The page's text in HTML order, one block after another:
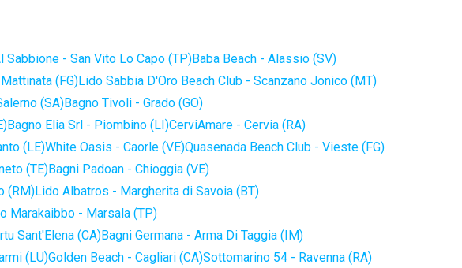
Sabbione - San Vito Lo Capo (TP)Baba Beach - Alassio (SV)
(FG)Lido Sabbia D'Oro Beach Club - Scanzano Jonico (MT)
(SA)Bagno Tivoli - Grado (GO)
Bagno Elia Srl - Piombino (LI)CerviAmare - Cervia (RA)
(LE)White Oasis - Caorle (VE)Quasenada Beach Club - Vieste (FG)
(TE)Bagni Padoan - Chioggia (VE)
(RM)Lido Albatros - Margherita di Savoia (BT)
Marakaibbo - Marsala (TP)
Sant'Elena (CA)Bagni Germana - Arma Di Taggia (IM)
(LU)Golden Beach - Cagliari (CA)Sottomarino 54 - Ravenna (RA)